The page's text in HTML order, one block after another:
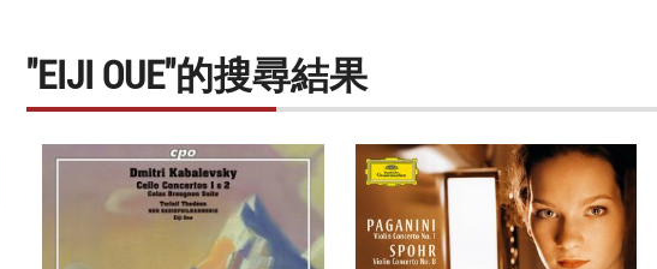
"EIJI OUE"的搜尋結果